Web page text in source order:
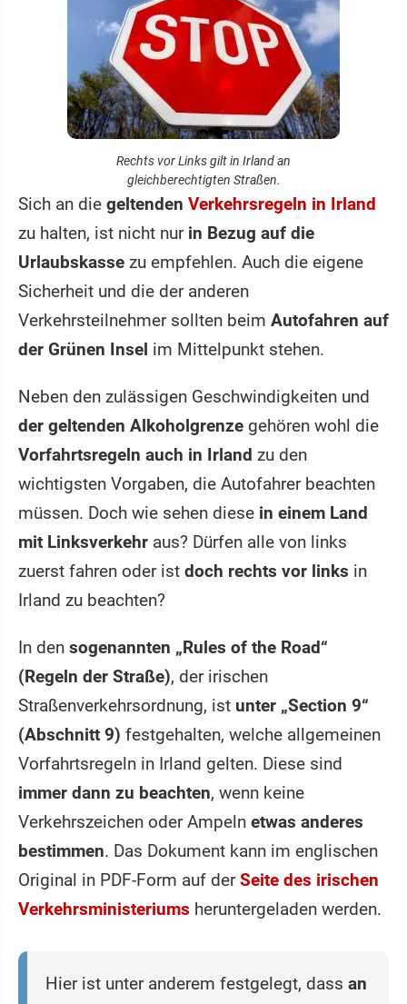
Rechts vor Links gilt in Irland an
gleichberechtigten Straßen.
Sich an die geltenden Verkehrsregeln in Irland
zu halten, ist nicht nur in Bezug auf die
Urlaubskasse zu empfehlen. Auch die eigene
Sicherheit und die der anderen
Verkehrsteilnehmer sollten beim Autofahren auf
der Grünen Insel im Mittelpunkt stehen.
Neben den zulässigen Geschwindigkeiten und
der geltenden Alkoholgrenze gehören wohl die
Vorfahrtsregeln auch in Irland zu den
wichtigsten Vorgaben, die Autofahrer beachten
müssen. Doch wie sehen diese in einem Land
mit Linksverkehr aus? Dürfen alle von links
zuerst fahren oder ist doch rechts vor links in
Irland zu beachten?
In den sogenannten „Rules of the Road“
(Regeln der Straße), der irischen
Straßenverkehrsordnung, ist unter „Section 9“
(Abschnitt 9) festgehalten, welche allgemeinen
Vorfahrtsregeln in Irland gelten. Diese sind
immer dann zu beachten, wenn keine
Verkehrszeichen oder Ampeln etwas anderes
bestimmen. Das Dokument kann im englischen
Original in PDF-Form auf derSeite des irischen
Verkehrsministeriums heruntergeladen werden.
Hier ist unter anderem festgelegt, dass an